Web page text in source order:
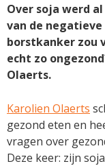
Over soja werd
van de
borstkanker zou
echt zo
Olaerts.
Karolien Olaerts
gezond eten en
vragen over
Deze keer: zijn